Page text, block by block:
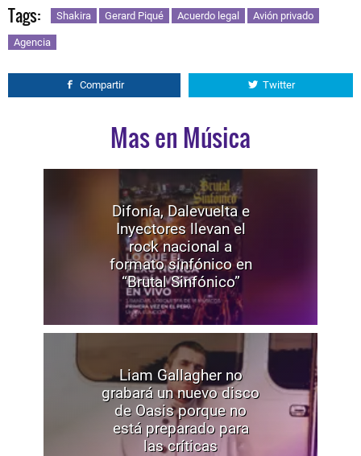
Tags: Shakira Gerard Piqué Acuerdo legal Avión privado
Agencia
Compartir Twitter
Mas en Música
Difonía, Dalevuelta e
Inyectores llevan el
rock nacional a
formato sinfónico en
“Brutal Sinfónico”
Liam Gallagher no
grabará un nuevo disco
de Oasis porque no
está preparado para
las críticas